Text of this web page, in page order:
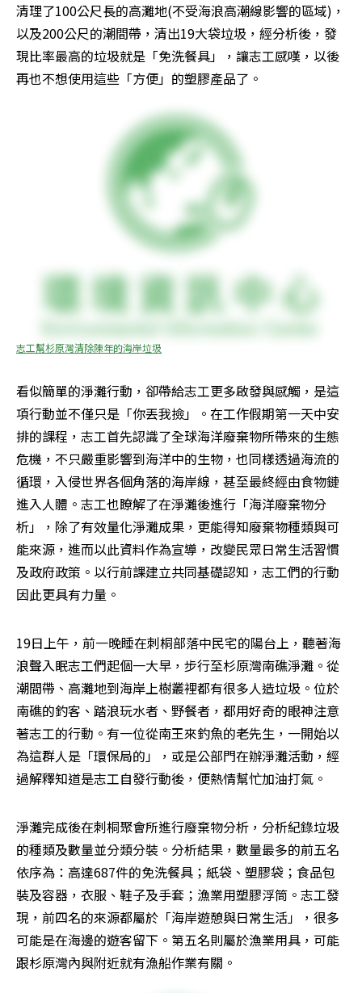
清理了100公尺長的高灘地(不受海浪高潮線影響的區域)，
以及200公尺的潮間帶，清出19大袋垃圾，經分析後，發
現比率最高的垃圾就是「免洗餐具」，讓志工感嘆，以後
再也不想使用這些「方便」的塑膠產品了。
志工幫杉原灣清除陳年的海岸垃圾
看似簡單的淨灘行動，卻帶給志工更多啟發與感觸，是這
項行動並不僅只是「你丟我撿」。在工作假期第一天中安
排的課程，志工首先認識了全球海洋廢棄物所帶來的生態
危機，不只嚴重影響到海洋中的生物，也同樣透過海流的
循環，入侵世界各個角落的海岸線，甚至最終經由食物鏈
進入人體。志工也瞭解了在淨灘後進行「海洋廢棄物分
析」，除了有效量化淨灘成果，更能得知廢棄物種類與可
能來源，進而以此資料作為宣導，改變民眾日常生活習慣
及政府政策。以行前課建立共同基礎認知，志工們的行動
因此更具有力量。
19日上午，前一晚睡在刺桐部落中民宅的陽台上，聽著海
浪聲入眠志工們起個一大早，步行至杉原灣南礁淨灘。從
潮間帶、高灘地到海岸上樹叢裡都有很多人造垃圾。位於
南礁的釣客、踏浪玩水者、野餐者，都用好奇的眼神注意
著志工的行動。有一位從南王來釣魚的老先生，一開始以
為這群人是「環保局的」，或是公部門在辦淨灘活動，經
過解釋知道是志工自發行動後，便熱情幫忙加油打氣。
淨灘完成後在刺桐聚會所進行廢棄物分析，分析紀錄垃圾
的種類及數量並分類分裝。分析結果，數量最多的前五名
依序為：高達687件的免洗餐具；紙袋、塑膠袋；食品包
裝及容器，衣服、鞋子及手套；漁業用塑膠浮筒。志工發
現，前四名的來源都屬於「海岸遊憩與日常生活」，很多
可能是在海邊的遊客留下。第五名則屬於漁業用具，可能
跟杉原灣內與附近就有漁船作業有關。